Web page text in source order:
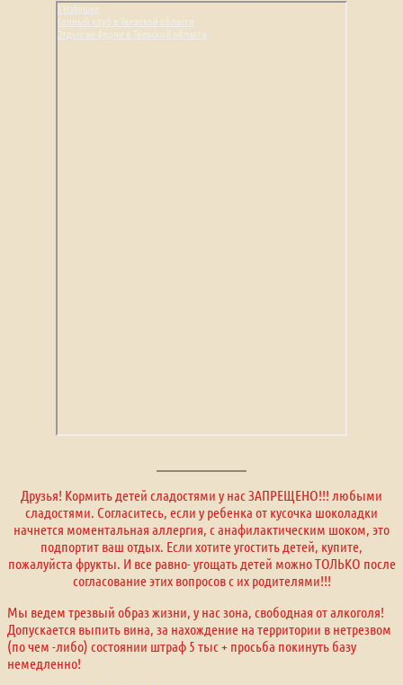
В Избушке
Конный клуб в Тверской области
Отдых на ферме в Тверской области
Друзья! Кормить детей сладостями у нас ЗАПРЕЩЕНО!!! любыми
сладостями. Согласитесь, если у ребенка от кусочка шоколадки
начнется моментальная аллергия, с анафилактическим шоком, это
подпортит ваш отдых. Если хотите угостить детей, купите,
пожалуйста фрукты. И все равно- угощать детей можно ТОЛЬКО после
согласование этих вопросов с их родителями!!!
Мы ведем трезвый образ жизни, у нас зона, свободная от алкоголя!
Допускается выпить вина, за нахождение на территории в нетрезвом
(по чем -либо) состоянии штраф 5 тыс + просьба покинуть базу
немедленно!